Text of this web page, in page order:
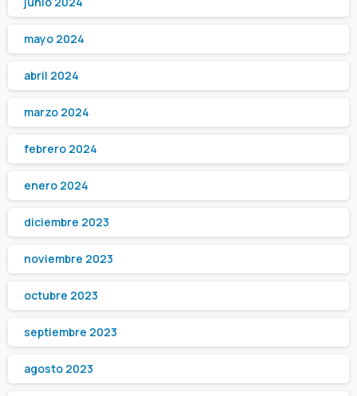
mayo 2024
abril 2024
marzo 2024
febrero 2024
enero 2024
diciembre 2023
noviembre 2023
octubre 2023
septiembre 2023
agosto 2023